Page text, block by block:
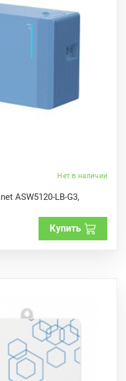
Нет в наличии
ASW5120-LB-G3,
Купить